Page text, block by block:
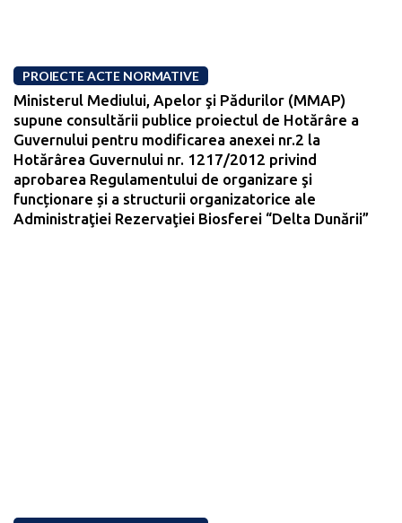
PROIECTE ACTE NORMATIVE
Ministerul Mediului, Apelor şi Pădurilor (MMAP)
supune consultării publice proiectul de Hotărâre a
Guvernului pentru modificarea anexei nr.2 la
Hotărârea Guvernului nr. 1217/2012 privind
aprobarea Regulamentului de organizare şi
funcționare și a structurii organizatorice ale
Administraţiei Rezervaţiei Biosferei “Delta Dunării”